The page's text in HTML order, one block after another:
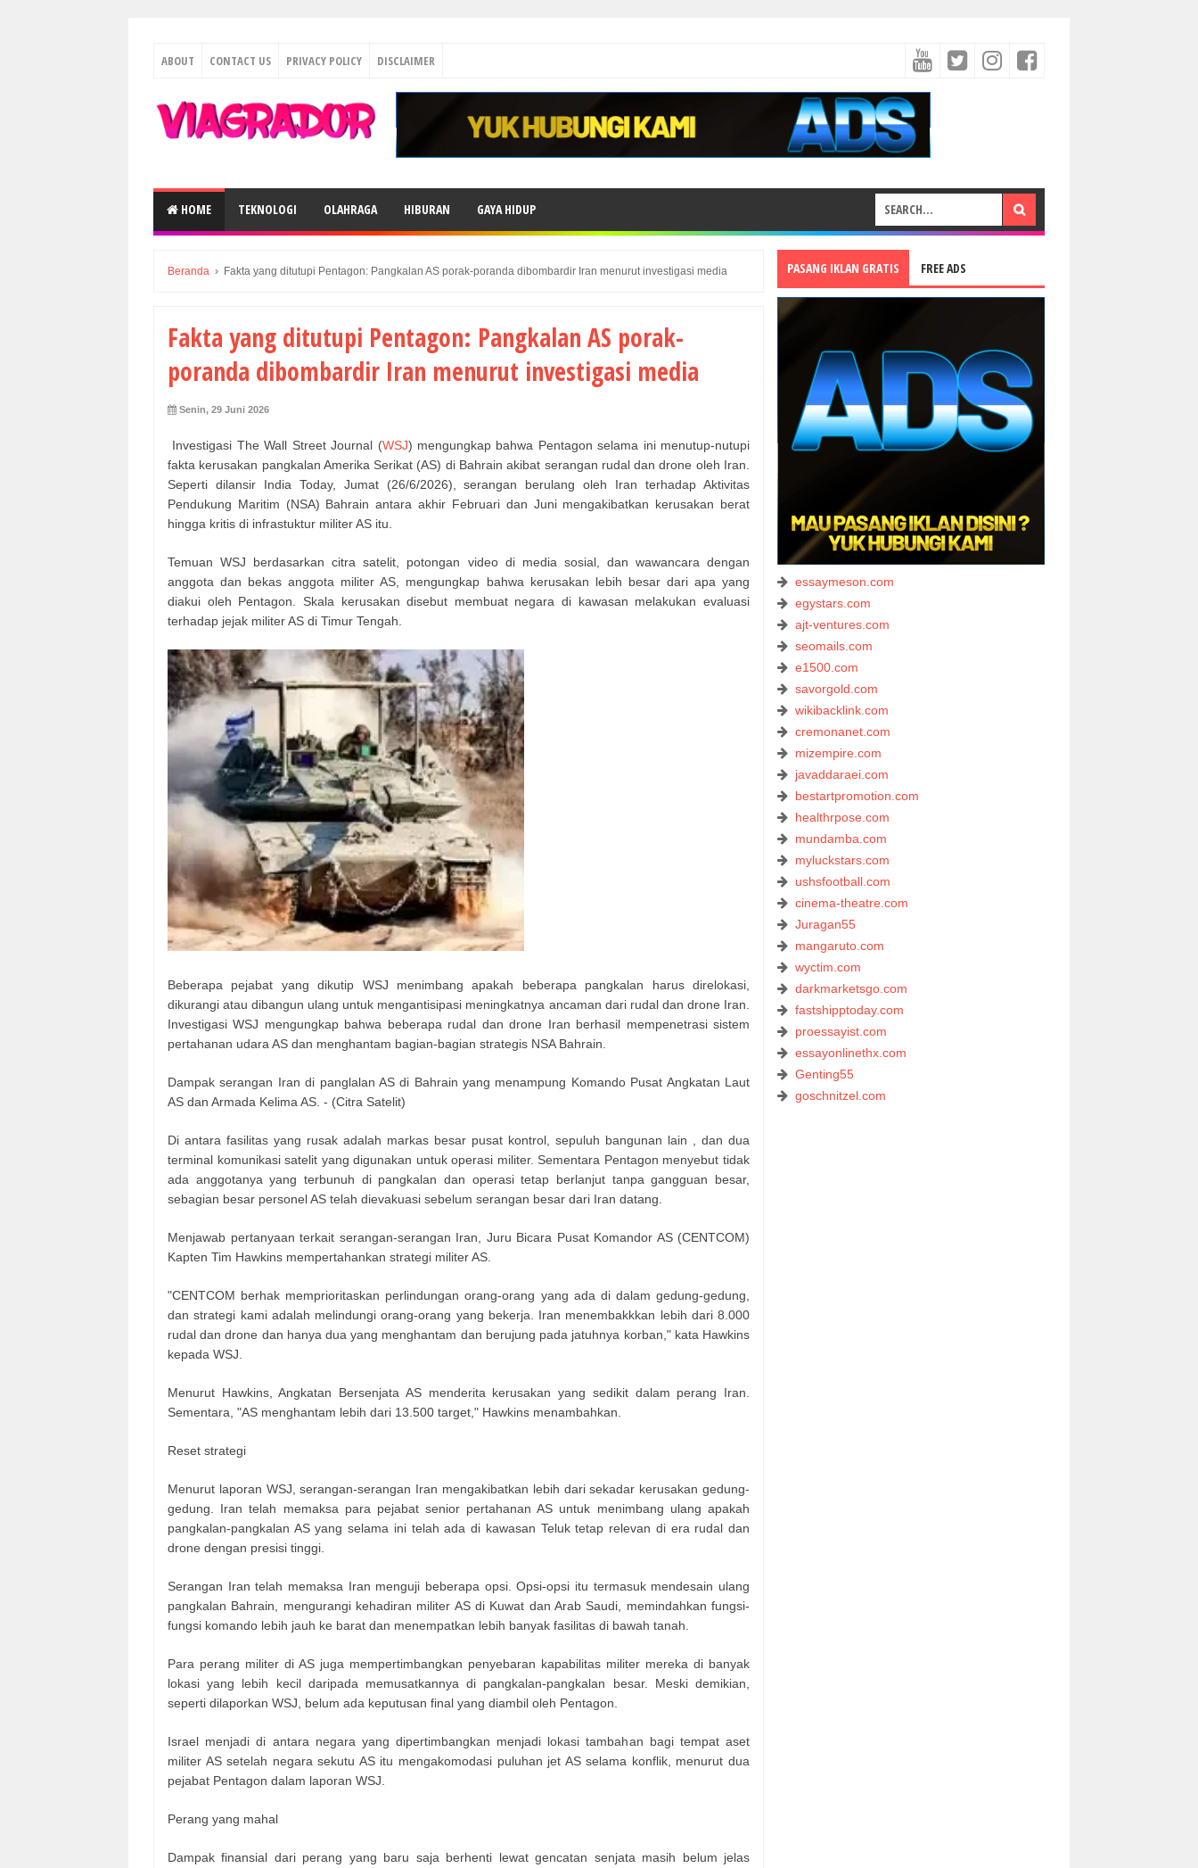
ABOUT CONTACT US PRIVACY POLICY DISCLAIMER
HOME TEKNOLOGI OLAHRAGA HIBURAN GAYA HIDUP
Beranda › Fakta yang ditutupi Pentagon: Pangkalan AS porak-poranda dibombardir Iran menurut investigasi media
Fakta yang ditutupi Pentagon: Pangkalan AS porak-
poranda dibombardir Iran menurut investigasi media
Senin, 29 Juni 2026
Investigasi The Wall Street Journal (WSJ) mengungkap bahwa Pentagon selama ini menutup-nutupi
fakta kerusakan pangkalan Amerika Serikat (AS) di Bahrain akibat serangan rudal dan drone oleh Iran.
Seperti dilansir India Today, Jumat (26/6/2026), serangan berulang oleh Iran terhadap Aktivitas
Pendukung Maritim (NSA) Bahrain antara akhir Februari dan Juni mengakibatkan kerusakan berat
hingga kritis di infrastuktur militer AS itu.
Temuan WSJ berdasarkan citra satelit, potongan video di media sosial, dan wawancara dengan
anggota dan bekas anggota militer AS, mengungkap bahwa kerusakan lebih besar dari apa yang
diakui oleh Pentagon. Skala kerusakan disebut membuat negara di kawasan melakukan evaluasi
terhadap jejak militer AS di Timur Tengah.
Beberapa pejabat yang dikutip WSJ menimbang apakah beberapa pangkalan harus direlokasi,
dikurangi atau dibangun ulang untuk mengantisipasi meningkatnya ancaman dari rudal dan drone Iran.
Investigasi WSJ mengungkap bahwa beberapa rudal dan drone Iran berhasil mempenetrasi sistem
pertahanan udara AS dan menghantam bagian-bagian strategis NSA Bahrain.
Dampak serangan Iran di panglalan AS di Bahrain yang menampung Komando Pusat Angkatan Laut
AS dan Armada Kelima AS. - (Citra Satelit)
Di antara fasilitas yang rusak adalah markas besar pusat kontrol, sepuluh bangunan lain , dan dua
terminal komunikasi satelit yang digunakan untuk operasi militer. Sementara Pentagon menyebut tidak
ada anggotanya yang terbunuh di pangkalan dan operasi tetap berlanjut tanpa gangguan besar,
sebagian besar personel AS telah dievakuasi sebelum serangan besar dari Iran datang.
Menjawab pertanyaan terkait serangan-serangan Iran, Juru Bicara Pusat Komandor AS (CENTCOM)
Kapten Tim Hawkins mempertahankan strategi militer AS.
"CENTCOM berhak memprioritaskan perlindungan orang-orang yang ada di dalam gedung-gedung,
dan strategi kami adalah melindungi orang-orang yang bekerja. Iran menembakkkan lebih dari 8.000
rudal dan drone dan hanya dua yang menghantam dan berujung pada jatuhnya korban," kata Hawkins
kepada WSJ.
Menurut Hawkins, Angkatan Bersenjata AS menderita kerusakan yang sedikit dalam perang Iran.
Sementara, "AS menghantam lebih dari 13.500 target," Hawkins menambahkan.
Reset strategi
Menurut laporan WSJ, serangan-serangan Iran mengakibatkan lebih dari sekadar kerusakan gedung-
gedung. Iran telah memaksa para pejabat senior pertahanan AS untuk menimbang ulang apakah
pangkalan-pangkalan AS yang selama ini telah ada di kawasan Teluk tetap relevan di era rudal dan
drone dengan presisi tinggi.
Serangan Iran telah memaksa Iran menguji beberapa opsi. Opsi-opsi itu termasuk mendesain ulang
pangkalan Bahrain, mengurangi kehadiran militer AS di Kuwat dan Arab Saudi, memindahkan fungsi-
fungsi komando lebih jauh ke barat dan menempatkan lebih banyak fasilitas di bawah tanah.
Para perang militer di AS juga mempertimbangkan penyebaran kapabilitas militer mereka di banyak
lokasi yang lebih kecil daripada memusatkannya di pangkalan-pangkalan besar. Meski demikian,
seperti dilaporkan WSJ, belum ada keputusan final yang diambil oleh Pentagon.
Israel menjadi di antara negara yang dipertimbangkan menjadi lokasi tambahan bagi tempat aset
militer AS setelah negara sekutu AS itu mengakomodasi puluhan jet AS selama konflik, menurut dua
pejabat Pentagon dalam laporan WSJ.
Perang yang mahal
Dampak finansial dari perang yang baru saja berhenti lewat gencatan senjata masih belum jelas
PASANG IKLAN GRATIS FREE ADS
essaymeson.com
egystars.com
ajt-ventures.com
seomails.com
e1500.com
savorgold.com
wikibacklink.com
cremonanet.com
mizempire.com
javaddaraei.com
bestartpromotion.com
healthrpose.com
mundamba.com
myluckstars.com
ushsfootball.com
cinema-theatre.com
Juragan55
mangaruto.com
wyctim.com
darkmarketsgo.com
fastshipptoday.com
proessayist.com
essayonlinethx.com
Genting55
goschnitzel.com